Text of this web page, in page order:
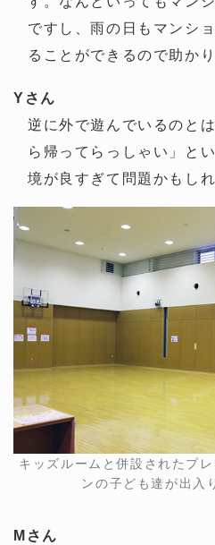
ですし、雨の日もマンシ
ることができるので助かり
Yさん
逆に外で遊んでいるのと
ら帰ってらっしゃい」と
境が良すぎて問題かもし
キッズルームと併設されたプ
ンの子ども達が出入
Mさん